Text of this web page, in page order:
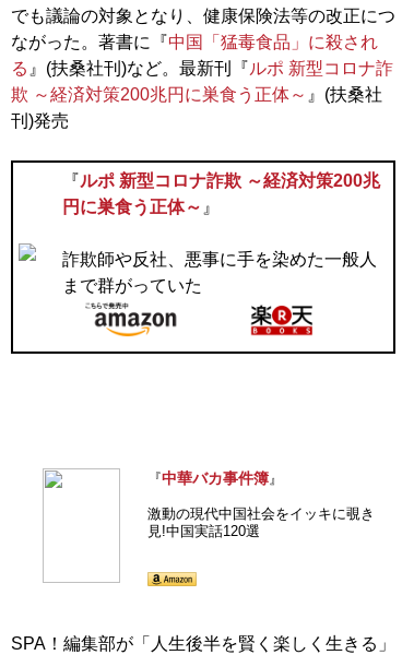
でも議論の対象となり、健康保険法等の改正につ
ながった。著書に『中国「猛毒食品」に殺され
る 』(扶桑社刊)など。最新刊『ルポ 新型コロナ詐
欺 ～経済対策200兆円に巣食う正体～ 』(扶桑社
刊)発売
『ルポ 新型コロナ詐欺 ～経済対策200兆
円に巣食う正体～ 』
詐欺師や反社、悪事に手を染めた一般人
まで群がっていた
『中華バカ事件簿』
激動の現代中国社会をイッキに覗き
見!中国実話120選
SPA！編集部が「人生後半を賢く楽しく生きる」